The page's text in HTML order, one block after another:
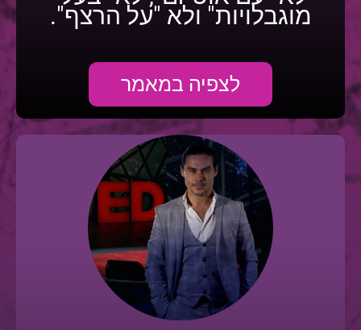
מוגבלויות" ולא "על הרצף".
לצפיה במאמר